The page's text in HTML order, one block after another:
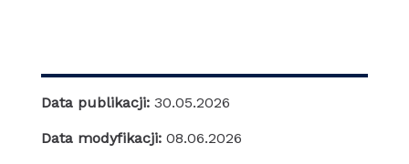
Data publikacji: 30.05.2026
Data modyfikacji: 08.06.2026